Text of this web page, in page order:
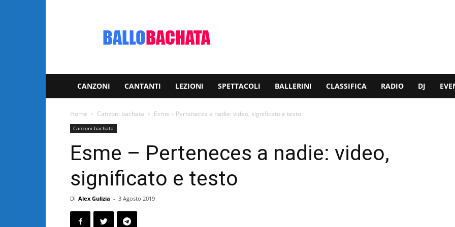
video
CANZONI CANTANTI LEZIONI SPETTACOLI BALLERINI CLASSIFICA RADIO DJ
Home Canzoni bachata Esme – Perteneces a nadie: video, significato e testo
Canzoni bachata
Esme – Perteneces a nadie: video,
significato e testo
Di Alex Gulizia - 3 Agosto 2019